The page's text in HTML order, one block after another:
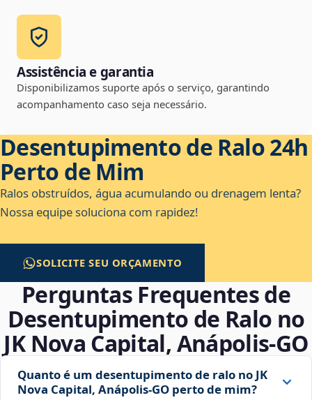
Assistência e garantia
Disponibilizamos suporte após o serviço, garantindo
acompanhamento caso seja necessário.
Desentupimento de Ralo 24h
Perto de Mim
Ralos obstruídos, água acumulando ou drenagem lenta?
Nossa equipe soluciona com rapidez!
SOLICITE SEU ORÇAMENTO
Perguntas Frequentes de
Desentupimento de Ralo no
JK Nova Capital, Anápolis‑GO
Quanto é um desentupimento de ralo no JK
Nova Capital, Anápolis‑GO perto de mim?